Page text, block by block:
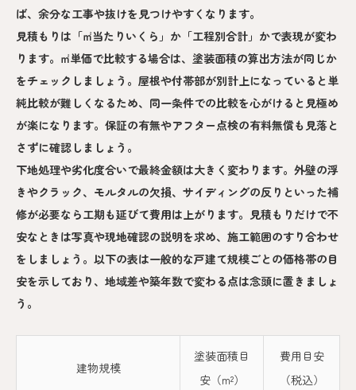
ば、余分な工事や抜けを見つけやすくなります。
見積もりは「㎡当たりいくら」か「工程別合計」かで表現が変わ
ります。㎡単価で比較する場合は、塗装面積の算出方法が同じか
をチェックしましょう。屋根や付帯部が別計上になっていると単
純比較が難しくなるため、同一条件での比較を心がけると見極め
が楽になります。保証の有無やアフター点検の有料無償も見落と
さずに確認しましょう。
下地処理や劣化度合いで最終金額は大きく変わります。外壁の浮
きやクラック、モルタルの欠損、サイディングの反りといった補
修が必要なら工期も延びて費用は上がります。見積もりだけで不
安なときは写真や現地確認の説明を求め、施工範囲のすり合わせ
をしましょう。以下の表は一般的な戸建て規模ごとの価格帯の目
安を示しており、地域差や築年数で変わる点は念頭に置きましょ
う。
建物規模
塗装面積目
安（m²）
費用目安
（税込）